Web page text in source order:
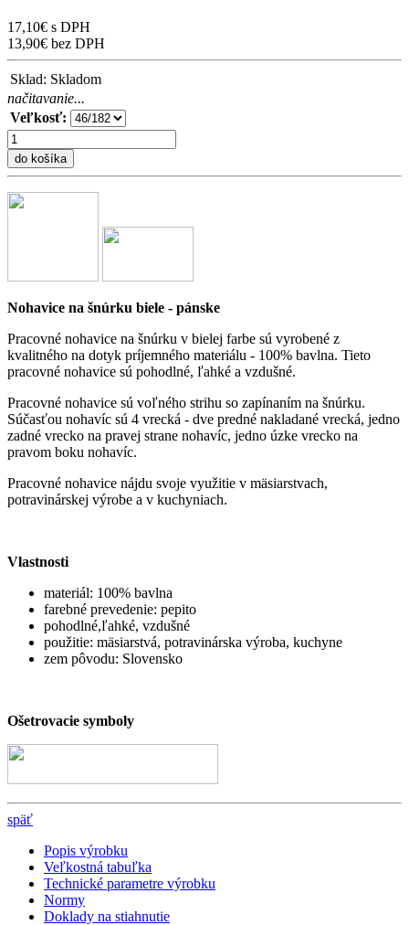
17,10€ s DPH
13,90€ bez DPH
Sklad: Skladom
načitavanie...
Veľkosť:
do košíka
Nohavice na šnúrku biele - pánske
Pracovné nohavice na šnúrku v bielej farbe sú vyrobené z
kvalitného na dotyk príjemného materiálu - 100% bavlna. Tieto
pracovné nohavice sú pohodlné, ľahké a vzdušné.
Pracovné nohavice sú voľného strihu so zapínaním na šnúrku.
Súčasťou nohavíc sú 4 vrecká - dve predné nakladané vrecká, jedno
zadné vrecko na pravej strane nohavíc, jedno úzke vrecko na
pravom boku nohavíc.
Pracovné nohavice nájdu svoje využitie v mäsiarstvach,
potravinárskej výrobe a v kuchyniach.
Vlastnosti
materiál: 100% bavlna
farebné prevedenie: pepito
pohodlné,ľahké, vzdušné
použitie: mäsiarstvá, potravinárska výroba, kuchyne
zem pôvodu: Slovensko
Ošetrovacie symboly
späť
Popis výrobku
Veľkostná tabuľka
Technické parametre výrobku
Normy
Doklady na stiahnutie